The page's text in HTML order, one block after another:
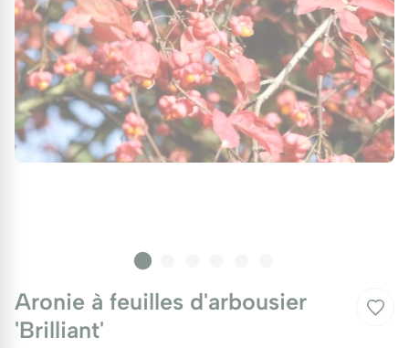
Aronie à feuilles d'arbousier
'Brilliant'